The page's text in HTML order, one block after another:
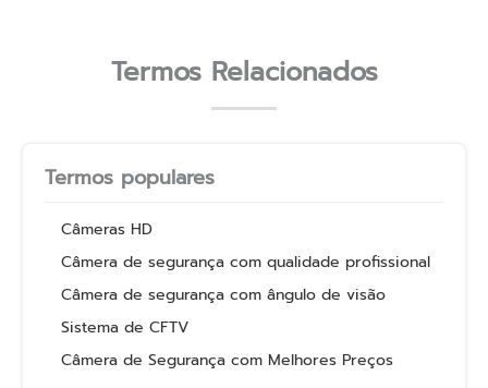
Termos Relacionados
Termos populares
Câmeras HD
Câmera de segurança com qualidade profissional
Câmera de segurança com ângulo de visão
Sistema de CFTV
Câmera de Segurança com Melhores Preços